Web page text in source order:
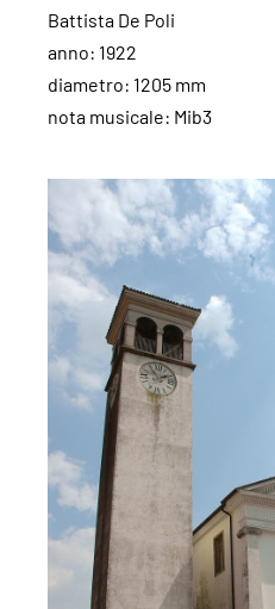
Battista De Poli
anno: 1922
diametro: 1205 mm
nota musicale: Mib3